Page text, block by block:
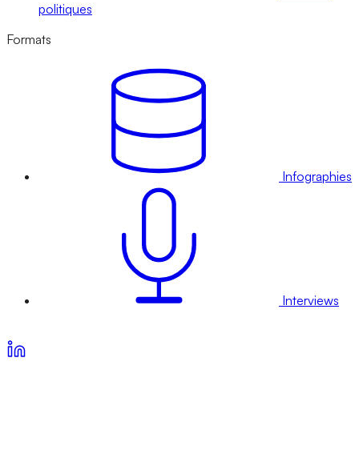
politiques
Formats
Infographies
Interviews